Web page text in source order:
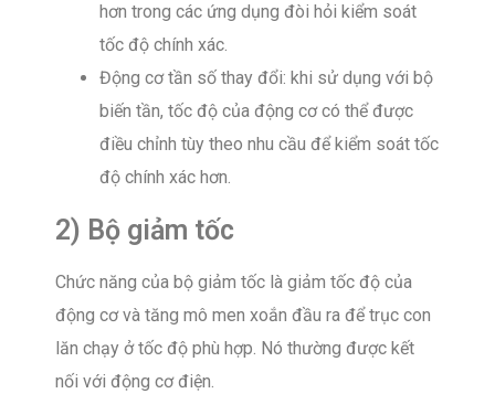
hơn trong các ứng dụng đòi hỏi kiểm soát
tốc độ chính xác.
Động cơ tần số thay đổi: khi sử dụng với bộ
biến tần, tốc độ của động cơ có thể được
điều chỉnh tùy theo nhu cầu để kiểm soát tốc
độ chính xác hơn.
2) Bộ giảm tốc
Chức năng của bộ giảm tốc là giảm tốc độ của
động cơ và tăng mô men xoắn đầu ra để trục con
lăn chạy ở tốc độ phù hợp. Nó thường được kết
nối với động cơ điện.